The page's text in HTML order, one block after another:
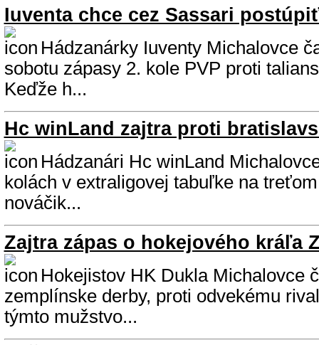
Iuventa chce cez Sassari
Hádzanárky Iuventy Michalovce
sobotu zápasy 2. kole PVP proti
Keďže h...
Hc winLand zajtra proti
Hádzanári Hc winLand
kolách v extraligovej tabuľke na
nováčik...
Zajtra zápas o hokejového kráľa
Hokejistov HK Dukla Michalovce
zemplínske derby, proti odvekému
týmto mužstvo...